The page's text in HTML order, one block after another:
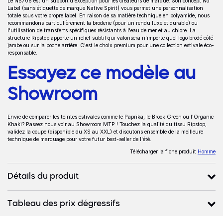
Label (sans étiquette de marque Native Spirit) vous permet une personnalisation
totale sous votre propre label. En raison de sa matière technique en polyamide, nous
recommandons particulièrement la broderie (pour un rendu luxe et durable) ou
l'utilisation de transferts spécifiques résistants à l'eau de mer et au chlore. La
structure Ripstop apporte un relief subtil qui valorisera n'importe quel logo brodé côté
jambe ou sur la poche arrière. C'est le choix premium pour une collection estivale éco-
responsable.
Essayez ce modèle au
Showroom
Envie de comparer les teintes estivales comme le Paprika, le Brook Green ou l'Organic
Khaki? Passez nous voir au Showroom MTP ! Touchez la qualité du tissu Ripstop,
validez la coupe (disponible du XS au XXL) et discutons ensemble de la meilleure
technique de marquage pour votre futur best-seller de l'été.
Télécharger la fiche produit Homme
Détails du produit
Tableau des prix dégressifs